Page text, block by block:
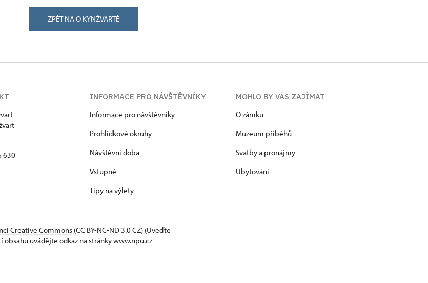
ZPĚT NA O KYNŽVARTĚ
630
INFORMACE PRO NÁVŠTĚVNÍKY
Informace pro návštěvníky
Prohlídkové okruhy
Návštěvní doba
Vstupné
Tipy na výlety
MOHLO BY VÁS ZAJÍMAT
O zámku
Muzeum příběhů
Svatby a pronájmy
Ubytování
Creative Commons (CC BY-NC-ND 3.0 CZ) (Uveďte
uvádějte odkaz na stránky www.npu.cz